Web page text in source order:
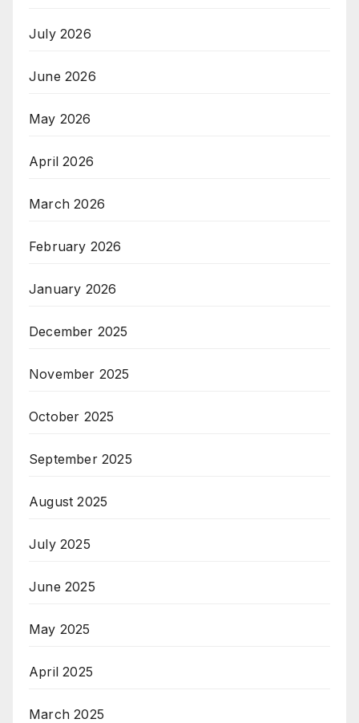
July 2026
June 2026
May 2026
April 2026
March 2026
February 2026
January 2026
December 2025
November 2025
October 2025
September 2025
August 2025
July 2025
June 2025
May 2025
April 2025
March 2025